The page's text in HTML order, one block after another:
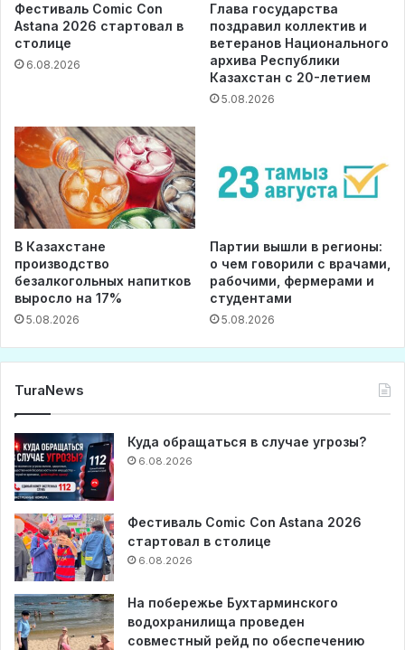
Фестиваль Comic Con
Astana 2026 стартовал в
столице
6.08.2026
Глава государства
поздравил коллектив и
ветеранов Национального
архива Республики
Казахстан с 20-летием
5.08.2026
В Казахстане
производство
безалкогольных напитков
выросло на 17%
5.08.2026
Партии вышли в регионы:
о чем говорили с врачами,
рабочими, фермерами и
студентами
5.08.2026
TuraNews
Куда обращаться в случае угрозы?
6.08.2026
Фестиваль Comic Con Astana 2026
стартовал в столице
6.08.2026
На побережье Бухтарминского
водохранилища проведен
совместный рейд по обеспечению